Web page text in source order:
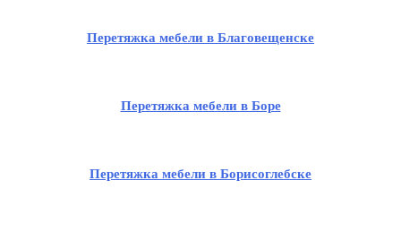
Перетяжка мебели в Благовещенске
Перетяжка мебели в Боре
Перетяжка мебели в Борисоглебске